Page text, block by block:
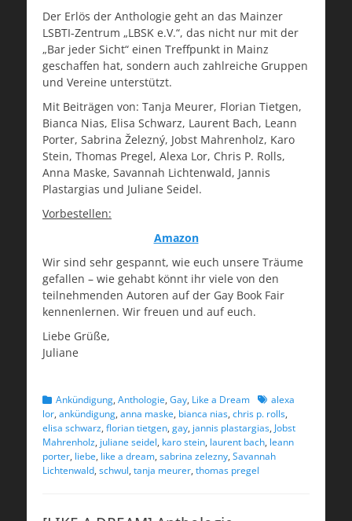
Der Erlös der Anthologie geht an das Mainzer
LSBTI-Zentrum „LBSK e.V.“, das nicht nur mit der
„Bar jeder Sicht“ einen Treffpunkt in Mainz
geschaffen hat, sondern auch zahlreiche Gruppen
und Vereine unterstützt.
Mit Beiträgen von: Tanja Meurer, Florian Tietgen,
Bianca Nias, Elisa Schwarz, Laurent Bach, Leann
Porter, Sabrina Železný, Jobst Mahrenholz, Karo
Stein, Thomas Pregel, Alexa Lor, Chris P. Rolls,
Anna Maske, Savannah Lichtenwald, Jannis
Plastargias und Juliane Seidel.
Vorbestellen:
Amazon
Wir sind sehr gespannt, wie euch unsere Träume
gefallen – wie gehabt könnt ihr viele von den
teilnehmenden Autoren auf der Gay Book Fair
kennenlernen. Wir freuen und auf euch.
Liebe Grüße,
Juliane
Kategorien
Ankündigung, Anthologie, Gay, Like a Dream Schlagworte
alexa
lor, ankündigung, anna maske, bianca nias, chris p. rolls,
elisa schwarz, florian tietgen, gay, jannis plastargias, Jobst
Mahrenholz, juliane seidel, karo stein, laurent bach, leann
porter, liebe, like a dream, sabrina zelezny, Savannah
Lichtenwald, schwul, tanja meurer, thomas pregel